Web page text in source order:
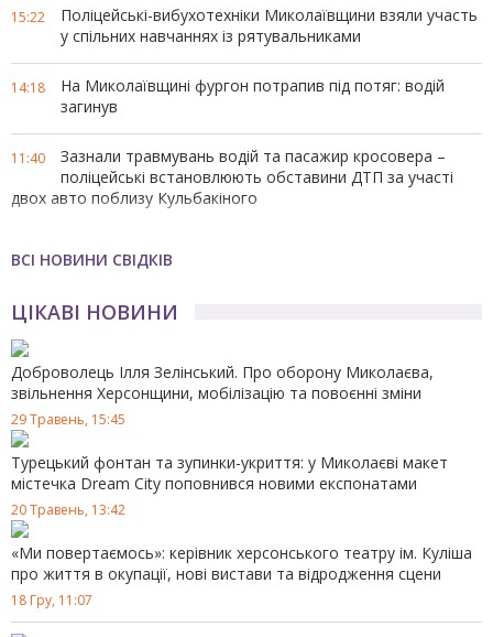
15:22
Поліцейські-вибухотехніки Миколаївщини взяли участь
у спільних навчаннях із рятувальниками
14:18
На Миколаївщині фургон потрапив під потяг: водій
загинув
11:40
Зазнали травмувань водій та пасажир кросовера –
поліцейські встановлюють обставини ДТП за участі
двох авто поблизу Кульбакіного
поліцейські затримали мешканця сусідньої області
15:51
Жителів Миколаївської громади запрошують пройти
10:42 У Миколаєві прибиратимуть аварійні дерева
17:03
світловідбивні ліхтарики учасникам дорожнього руху
14:12
У Миколаєві поліцейські встановлюють обставини
12:21
Для безпеки водіїв і пішоходів: комунальники
прибирають напливи на дорогах Миколаєва
ВСІ НОВИНИ СВІДКІВ
ЦІКАВІ НОВИНИ
Доброволець Ілля Зелінський. Про оборону Миколаєва,
звільнення Херсонщини, мобілізацію та повоєнні зміни
29 Травень, 15:45
Турецький фонтан та зупинки-укриття: у Миколаєві макет
містечка Dream City поповнився новими експонатами
20 Травень, 13:42
«Ми повертаємось»: керівник херсонського театру ім. Куліша
про життя в окупації, нові вистави та відродження сцени
18 Гру, 11:07